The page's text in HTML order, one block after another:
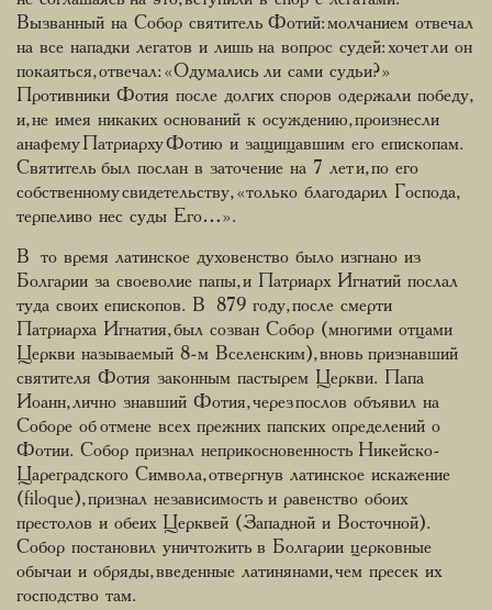
Вызванный на Собор святитель Фотий: молчанием отвечал
на все нападки легатов и лишь на вопрос судей: хочет ли он
покаяться, отвечал: «Одумались ли сами судьи?»
Противники Фотия после долгих споров одержали победу,
и, не имея никаких оснований к осуждению, произнесли
анафему Патриарху Фотию и защищавшим его епископам.
Святитель был послан в заточение на 7 лет и, по его
собственному свидетельству, «только благодарил Господа,
терпеливо нес суды Его…».
В то время латинское духовенство было изгнано из
Болгарии за своеволие папы, и Патриарх Игнатий послал
туда своих епископов. В 879 году, после смерти
Патриарха Игнатия, был созван Собор (многими отцами
Церкви называемый 8-м Вселенским), вновь признавший
святителя Фотия законным пастырем Церкви. Папа
Иоанн, лично знавший Фотия, через послов объявил на
Соборе об отмене всех прежних папских определений о
Фотии. Собор признал неприкосновенность Никейско-
Цареградского Символа, отвергнув латинское искажение
(filoque), признал независимость и равенство обоих
престолов и обеих Церквей (Западной и Восточной).
Собор постановил уничтожить в Болгарии церковные
обычаи и обряды, введенные латинянами, чем пресек их
господство там.